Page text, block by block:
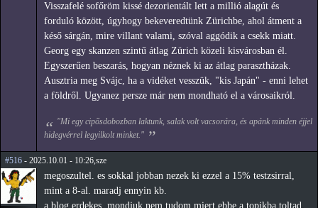
Visszafelé sofőröm kissé dezorientált lett a millió alagút és
forduló között, úgyhogy bekeveredtünk Zürichbe, ahol átment a
késő sárgán, mire villant valami, szóval aggódik a csekk miatt.
Georg egy skanzen szintű átlag Zürich közeli kisvárosban él.
Egyszerűen beszarás, hogyan néznek ki az átlag parasztházak.
Ausztria meg Svájc, ha a vidéket vesszük, "kis Japán" - enni lehet
a földről. Ugyanez persze már nem mondható el a városaikról.
"Mi egy cipősdobozban laktunk, salak volt vacsorára, és apánk minden éjjel
hidegvérrel legyilkolt minket."
#516 - 2025.10.01 - 10:26,sze
megoszultel. es sokkal jobban nezek ki ezzel a 15% testzsirral,
mint a 8-al. maradj ennyin kb.
a blog erdekes, mondjuk nem tudom miert ebbe a topikba toltad,